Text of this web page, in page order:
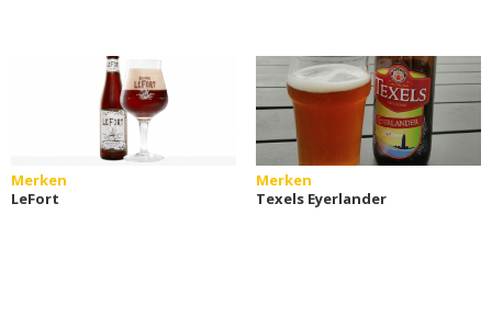
Merken
LeFort
Merken
Texels Eyerlander